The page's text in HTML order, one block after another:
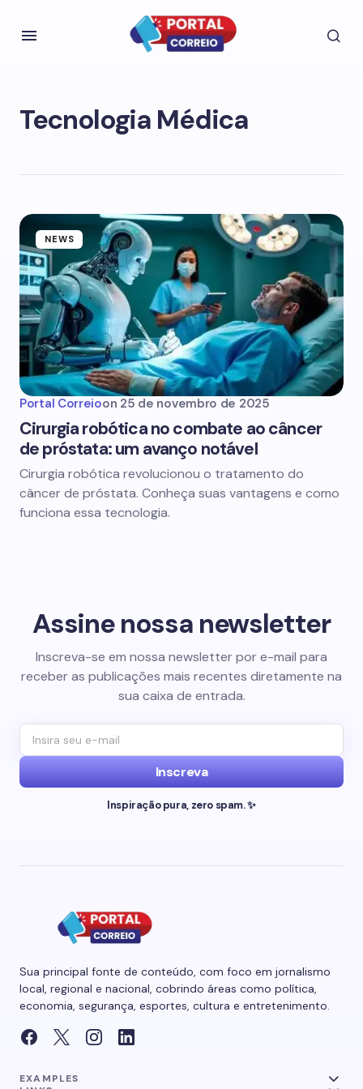
Tecnologia Médica
NEWS
Portal Correioon 25 de novembro de 2025
Cirurgia robótica no combate ao câncer
de próstata: um avanço notável
Cirurgia robótica revolucionou o tratamento do
câncer de próstata. Conheça suas vantagens e como
funciona essa tecnologia.
Assine nossa newsletter
Inscreva-se em nossa newsletter por e-mail para
receber as publicações mais recentes diretamente na
sua caixa de entrada.
Inscreva
Inspiração pura, zero spam. ✨
Sua principal fonte de conteúdo, com foco em jornalismo
local, regional e nacional, cobrindo áreas como política,
economia, segurança, esportes, cultura e entretenimento.
EXAMPLES